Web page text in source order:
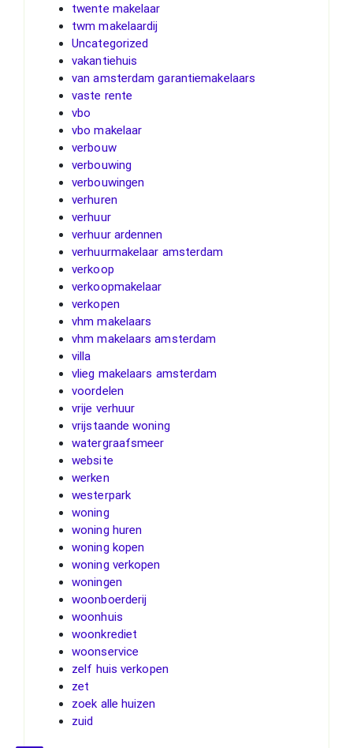
twente makelaar
twm makelaardij
Uncategorized
vakantiehuis
van amsterdam garantiemakelaars
vaste rente
vbo
vbo makelaar
verbouw
verbouwing
verbouwingen
verhuren
verhuur
verhuur ardennen
verhuurmakelaar amsterdam
verkoop
verkoopmakelaar
verkopen
vhm makelaars
vhm makelaars amsterdam
villa
vlieg makelaars amsterdam
voordelen
vrije verhuur
vrijstaande woning
watergraafsmeer
website
werken
westerpark
woning
woning huren
woning kopen
woning verkopen
woningen
woonboerderij
woonhuis
woonkrediet
woonservice
zelf huis verkopen
zet
zoek alle huizen
zuid